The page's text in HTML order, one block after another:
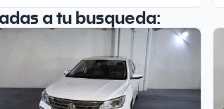
a tu busqueda: